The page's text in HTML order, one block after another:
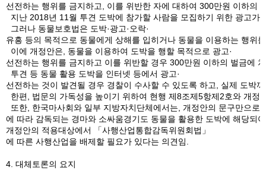
선전하는 행위를 금지하고, 이를 위반한 자에 대하여 300만원 이하의
지난 2018년 11월 투견 도박에 참가할 사람을 모집하기 위한 광고
그러나 동물보호법은 도박·광고·오락·
유흥 등의 목적으로 동물에게 상해를 입히거나 동물을 이용하는 행위
이에 개정안은, 동물을 이용하여 도박을 행할 목적으로 광고·
선전하는 행위를 금지하고 이를 위반할 경우 300만원 이하의 벌금에
투견 등 동물 활용 도박을 인터넷 등에서 광고·
선전하는 것이 발견될 경우 경찰이 수사할 수 있도록 하고, 실제 도박
한편, 법문의 가독성을 높이기 위하여 현행 제8조제5항제2호와 개
또한, 한국마사회와 일부 지방자치단체에서는, 개정안의 문구만으로
에 따라 감독되는 경마와 소싸움경기도 동물을 활용한 도박에 해당되
개정안의 적용대상에서 「사행산업통합감독위원회법」
에 따른 사행산업을 배제할 필요가 있다는 의견임.
4. 대체토론의 요지